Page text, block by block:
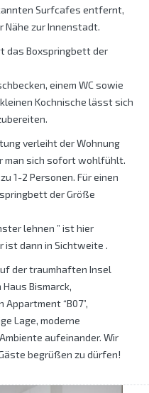
Surfcafes entfernt,
Nähe zur Innenstadt.
das Boxspringbett der
einem WC sowie
Kochnische lässt sich
verleiht der Wohnung
man sich sofort wohlfühlt.
1-2 Personen. Für einen
der Größe
lehnen ” ist hier
ist dann in Sichtweite .
der traumhaften Insel
Bismarck,
“B07”,
Lage, moderne
aufeinander. Wir
begrüßen zu dürfen!